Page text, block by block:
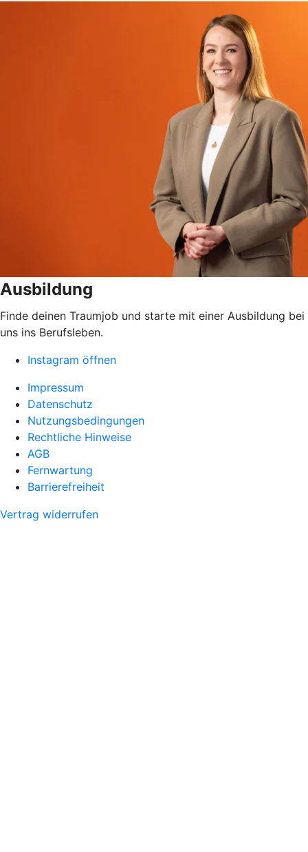
Ausbildung
Finde deinen Traumjob und starte mit einer Ausbildung bei
uns ins Berufsleben.
Instagram öffnen
Impressum
Datenschutz
Nutzungsbedingungen
Rechtliche Hinweise
AGB
Fernwartung
Barrierefreiheit
Vertrag widerrufen